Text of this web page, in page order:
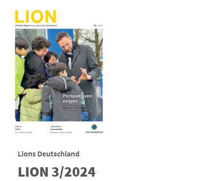
Lions Deutschland
LION 3/2024